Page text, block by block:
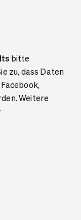
bitte
zu, dass Daten
Weitere